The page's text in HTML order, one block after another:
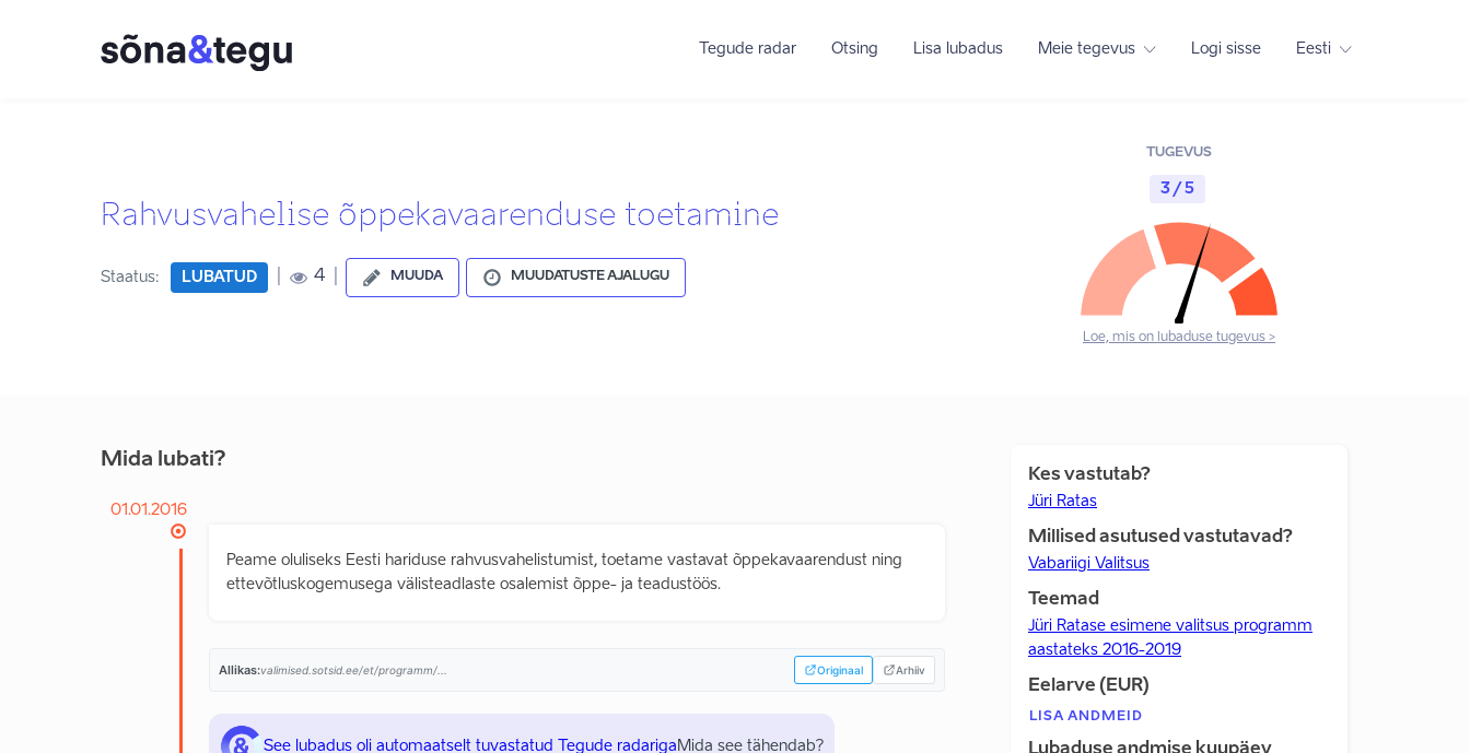
Tegude radar Otsing Lisa lubadus Meie tegevus Logi sisse Eesti
Rahvusvahelise õppekavaarenduse toetamine
Staatus: LUBATUD 4 MUUDA MUUDATUSTE AJALUGU
TUGEVUS
3 / 5
Loe, mis on lubaduse tugevus >
Mida lubati?
01.01.2016
Peame oluliseks Eesti hariduse rahvusvahelistumist, toetame vastavat õppekavaarendust ning
ettevõtluskogemusega välisteadlaste osalemist õppe- ja teadustöös.
Allikas:valimised.sotsid.ee/et/programm/... Originaal Arhiiv
See lubadus oli automaatselt tuvastatud Tegude radariga Mida see tähendab?
Kes vastutab?
Jüri Ratas
Millised asutused vastutavad?
Vabariigi Valitsus
Teemad
Jüri Ratase esimene valitsus programm
aastateks 2016-2019
Eelarve (EUR)
LISA ANDMEID